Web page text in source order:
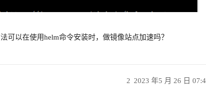
可以在使用helm命令安装时，做镜像站点加速吗？
2023 年5 月 26 日
2